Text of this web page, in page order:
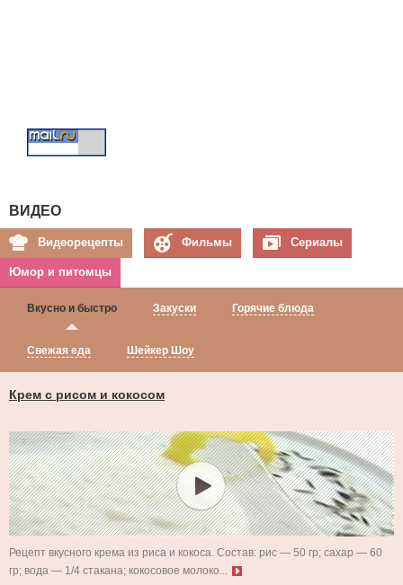
ВИДЕО
Видеорецепты Фильмы Сериалы
Юмор и питомцы
Вкусно и быстро Закуски Горячие блюда
Свежая еда Шейкер Шоу
Крем с рисом и кокосом
Рецепт вкусного крема из риса и кокоса. Состав: рис — 50 гр; сахар — 60
гр; вода — 1/4 стакана; кокосовое молоко...